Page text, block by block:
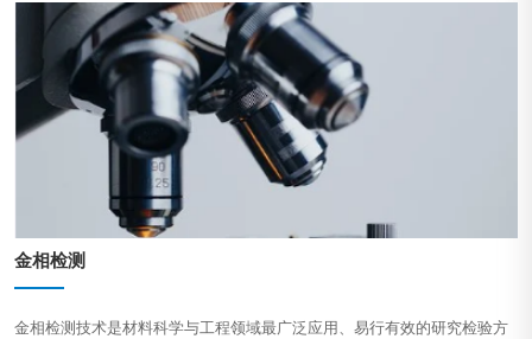
金相检测
金相检测技术是材料科学与工程领域最广泛应用、易行有效的研究检验方